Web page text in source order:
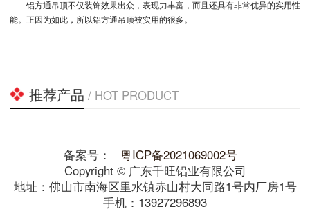
铝方通吊顶不仅装饰效果出众，表现力丰富，而且还具有非常优异的实用性
能。正因为如此，所以铝方通吊顶被实用的很多。
推荐产品 / HOT PRODUCT
备案号：
粤ICP备2021069002号
Copyright © 广东千旺铝业有限公司
地址：佛山市南海区里水镇赤山村大同路1号内厂房1号
手机：13927296893